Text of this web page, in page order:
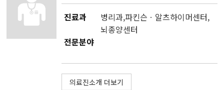
진료과 병리과,파킨슨ㆍ알츠하이머센터,
뇌종양센터
전문분야
의료진소개 더보기